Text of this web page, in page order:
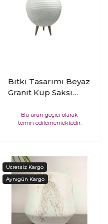
Bitki Tasarımı Beyaz
Granit Küp Saksı
Çiçeklik Büyük Boy
3 Ayaklı
Bu ürün geçici olarak
temin edilememektedir.